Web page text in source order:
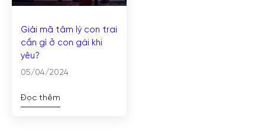
Giải mã tâm lý con trai
cần gì ở con gái khi
yêu?
05/04/2024
Đọc thêm